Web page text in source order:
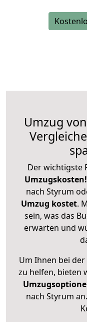
Umzug
Der wichtigste
Umzugskosten!
nach Styrum
Umzug kostet.
sein, was das
erwarten und
Um Ihnen bei
zu helfen, bieten
nach Styrum